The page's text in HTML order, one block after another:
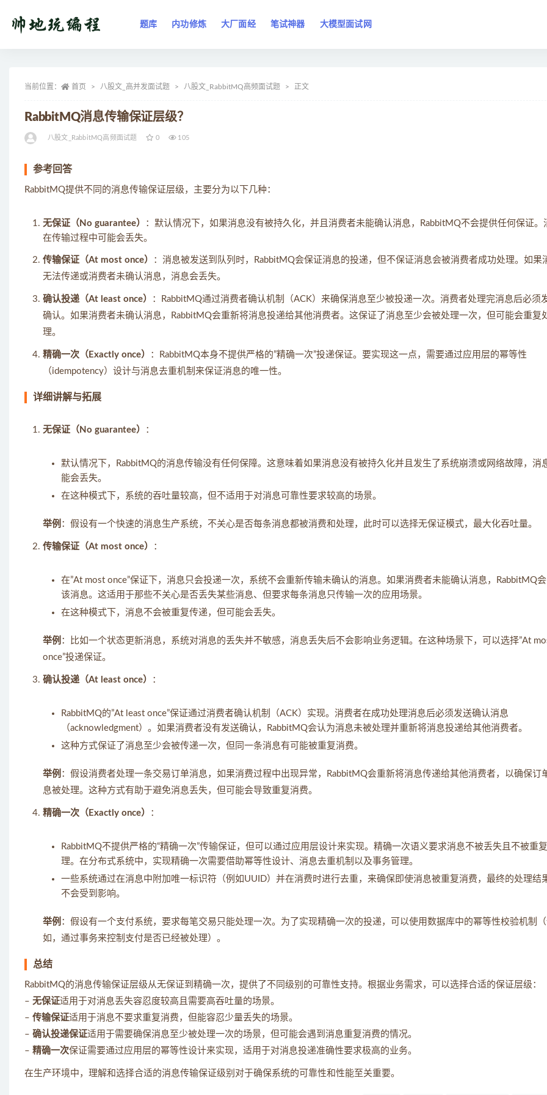
题库 内功修炼 大厂面经 笔试神器 大模型面试网
当前位置： 首页 八股文_高并发面试题 八股文_RabbitMQ高频面试题 正文
RabbitMQ消息传输保证层级？
八股文_RabbitMQ高频面试题 0 105
参考回答
RabbitMQ提供不同的消息传输保证层级，主要分为以下几种：
无保证（No guarantee）
：默认情况下，如果消息没有被持久化，并且消费者未能确认消息，RabbitMQ不会提供任何保证。
在传输过程中可能会丢失。
传输保证（At most once）
：消息被发送到队列时，RabbitMQ会保证消息的投递，但不保证消息会被消费者成功处理。如果
无法传递或消费者未确认消息，消息会丢失。
确认投递（At least once）
：RabbitMQ通过消费者确认机制（ACK）来确保消息至少被投递一次。消费者处理完消息后必须
确认。如果消费者未确认消息，RabbitMQ会重新将消息投递给其他消费者。这保证了消息至少会被处理一次，但可能会重复
理。
精确一次（Exactly once）
：RabbitMQ本身不提供严格的”精确一次”投递保证。要实现这一点，需要通过应用层的幂等性
（idempotency）设计与消息去重机制来保证消息的唯一性。
详细讲解与拓展
无保证（No guarantee） ：
默认情况下，RabbitMQ的消息传输没有任何保障。这意味着如果消息没有被持久化并且发生了系统崩溃或网络故障，消
能会丢失。
在这种模式下，系统的吞吐量较高，但不适用于对消息可靠性要求较高的场景。
举例 ：假设有一个快速的消息生产系统，不关心是否每条消息都被消费和处理，此时可以选择无保证模式，最大化吞吐量。
传输保证（At most once） ：
在”At most once”保证下，消息只会投递一次，系统不会重新传输未确认的消息。如果消费者未能确认消息，RabbitMQ
该消息。这适用于那些不关心是否丢失某些消息、但要求每条消息只传输一次的应用场景。
在这种模式下，消息不会被重复传递，但可能会丢失。
举例 ：比如一个状态更新消息，系统对消息的丢失并不敏感，消息丢失后不会影响业务逻辑。在这种场景下，可以选择”At
once”投递保证。
确认投递（At least once） ：
RabbitMQ的”At least once”保证通过消费者确认机制（ACK）实现。消费者在成功处理消息后必须发送确认消息
（acknowledgment）。如果消费者没有发送确认，RabbitMQ会认为消息未被处理并重新将消息投递给其他消费者。
这种方式保证了消息至少会被传递一次，但同一条消息有可能被重复消费。
举例 ：假设消费者处理一条交易订单消息，如果消费过程中出现异常，RabbitMQ会重新将消息传递给其他消费者，以确保订
息被处理。这种方式有助于避免消息丢失，但可能会导致重复消费。
精确一次（Exactly once） ：
RabbitMQ不提供严格的“精确一次”传输保证，但可以通过应用层设计来实现。精确一次语义要求消息不被丢失且不被重
理。在分布式系统中，实现精确一次需要借助幂等性设计、消息去重机制以及事务管理。
一些系统通过在消息中附加唯一标识符（例如UUID）并在消费时进行去重，来确保即使消息被重复消费，最终的处理结
不会受到影响。
举例 ：假设有一个支付系统，要求每笔交易只能处理一次。为了实现精确一次的投递，可以使用数据库中的幂等性校验机制（
如，通过事务来控制支付是否已经被处理）。
总结
RabbitMQ的消息传输保证层级从无保证到精确一次，提供了不同级别的可靠性支持。根据业务需求，可以选择合适的保证层级：
– 无保证适用于对消息丢失容忍度较高且需要高吞吐量的场景。
– 传输保证适用于消息不要求重复消费，但能容忍少量丢失的场景。
– 确认投递保证适用于需要确保消息至少被处理一次的场景，但可能会遇到消息重复消费的情况。
– 精确一次保证需要通过应用层的幂等性设计来实现，适用于对消息投递准确性要求极高的业务。
在生产环境中，理解和选择合适的消息传输保证级别对于确保系统的可靠性和性能至关重要。